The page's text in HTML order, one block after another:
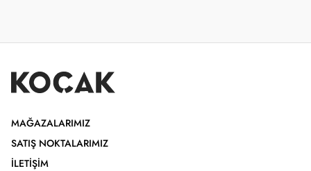
MAĞAZALARIMIZ
SATIŞ NOKTALARIMIZ
İLETIŞIM